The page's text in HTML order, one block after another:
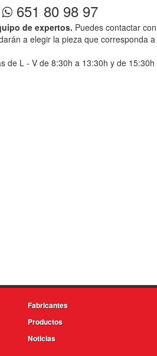
651 80 98 97
de expertos. Puedes contactar con
a elegir la pieza que corresponda a
de L - V de 8:30h a 13:30h y de 15:30h
Fabricantes
Productos
Noticias